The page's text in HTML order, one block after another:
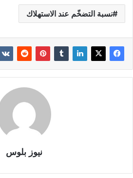
نسبة التضخّم عند الاستهلاك
نيوز بلوس